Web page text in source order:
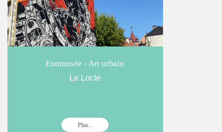
Exomusée - Art urbain
Le Locle
Plus...